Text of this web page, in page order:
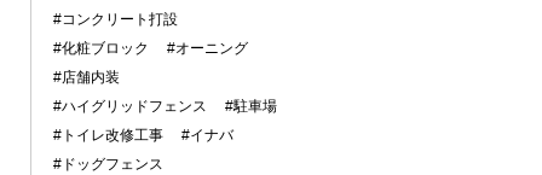
#コンクリート打設
#化粧ブロック
#オーニング
#店舗内装
#ハイグリッドフェンス
#駐車場
#トイレ改修工事
#イナバ
#ドッグフェンス